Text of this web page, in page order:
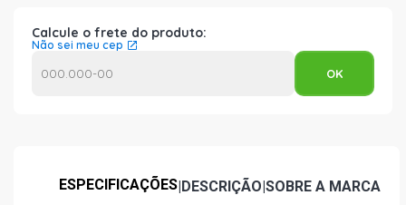
Calcule o frete do produto:
Não sei meu cep
ESPECIFICAÇÕES|DESCRIÇÃO|SOBRE A MARCA